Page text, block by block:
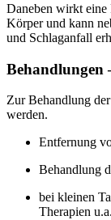
Daneben wirkt eine
Körper und kann
und Schlaganfall
Behandlungen
Zur Behandlung
werden.
Entfernung
Behandlung
bei kleinen
Therapien